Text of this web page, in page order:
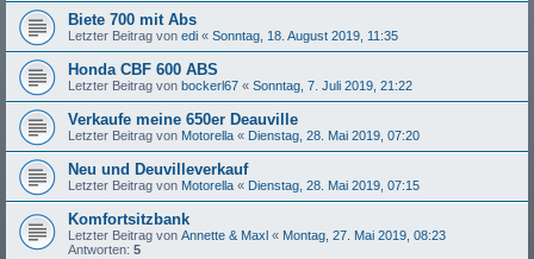
Biete 700 mit Abs
Letzter Beitrag von edi « Sonntag, 18. August 2019, 11:35
Honda CBF 600 ABS
Letzter Beitrag von bockerl67 « Sonntag, 7. Juli 2019, 21:22
Verkaufe meine 650er Deauville
Letzter Beitrag von Motorella « Dienstag, 28. Mai 2019, 07:20
Neu und Deuvilleverkauf
Letzter Beitrag von Motorella « Dienstag, 28. Mai 2019, 07:15
Komfortsitzbank
Letzter Beitrag von Annette & Maxl « Montag, 27. Mai 2019, 08:23
Antworten: 5